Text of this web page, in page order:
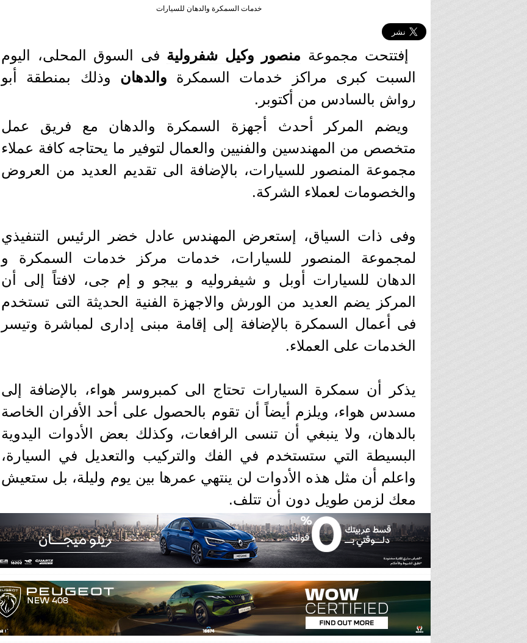
خدمات السمكرة والدهان للسيارات
إفتتحت مجموعة منصور وكيل شفرولية فى السوق المحلى، اليوم
السبت كبرى مراكز خدمات السمكرة والدهان وذلك بمنطقة أبو
رواش بالسادس من أكتوبر.
ويضم المركر أحدث أجهزة السمكرة والدهان مع فريق عمل
متخصص من المهندسين والفنيين والعمال لتوفير ما يحتاجه كافة عملاء
مجموعة المنصور للسيارات، بالإضافة الى تقديم العديد من العروض
والخصومات لعملاء الشركة.
وفى ذات السياق، إستعرض المهندس عادل خضر الرئيس التنفيذي
لمجموعة المنصور للسيارات، خدمات مركز خدمات السمكرة و
الدهان للسيارات أوبل و شيفروليه و بيجو و إم جى، لافتاً إلى أن
المركز يضم العديد من الورش والاجهزة الفنية الحديثة التى تستخدم
فى أعمال السمكرة بالإضافة إلى إقامة مبنى إدارى لمباشرة وتيسر
الخدمات على العملاء.
يذكر أن سمكرة السيارات تحتاج الى كمبروسر هواء، بالإضافة إلى
مسدس هواء، ويلزم أيضاً أن تقوم بالحصول على أحد الأفران الخاصة
بالدهان، ولا ينبغي أن تنسى الرافعات، وكذلك بعض الأدوات اليدوية
البسيطة التي ستستخدم في الفك والتركيب والتعديل في السيارة،
واعلم أن مثل هذه الأدوات لن ينتهي عمرها بين يوم وليلة، بل ستعيش
معك لزمن طويل دون أن تتلف.
في واقعة غريبة، تعطلت سيارة ملك
السويد بعد تحركها لثوانٍ معدودة.